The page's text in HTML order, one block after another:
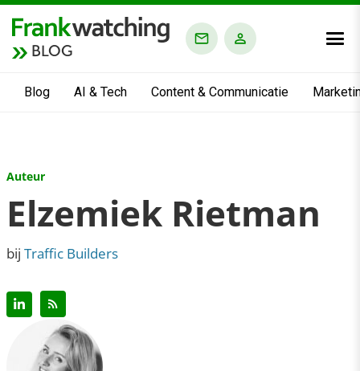
BLOG
Blog AI & Tech Content & Communicatie
Auteur
Elzemiek Rietman
bij Traffic Builders